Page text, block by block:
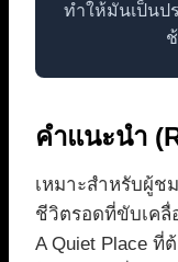
ทำให้มันเป็นป
คำแนะนำ
เหมาะสำหรับผู้ช
ชีวิตรอดที่ขับเค
A Quiet Place ที่